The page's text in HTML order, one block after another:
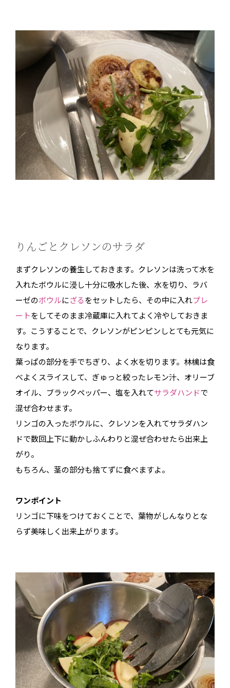
りんごとクレソンのサラダ
まずクレソンの養生しておきます。クレソンは洗って水を
入れたボウルに浸し十分に吸水した後、水を切り、ラバ
ーゼのボウルにざるをセットしたら、その中に入れプレ
ー トをしてそのまま冷蔵庫に入れてよく冷やしておきま
す。こうすることで、クレソンがピンピンしとても元気に
なります。
葉っぱの部分を手でちぎり、よく水を切ります。林檎は食
べよくスライスして、ぎゅっと絞ったレモン汁、オリーブ
オイル、ブラックペッパー、塩を入れてサラダハンドで
混ぜ合わせます。
リンゴの入ったボウルに、クレソンを入れてサラダハン
ドで数回上下に動かしふんわりと混ぜ合わせたら出来上
がり。
もちろん、茎の部分も捨てずに食べますよ。
ワンポイント
リンゴに下味をつけておくことで、葉物がしんなりとな
らず美味しく出来上がります。